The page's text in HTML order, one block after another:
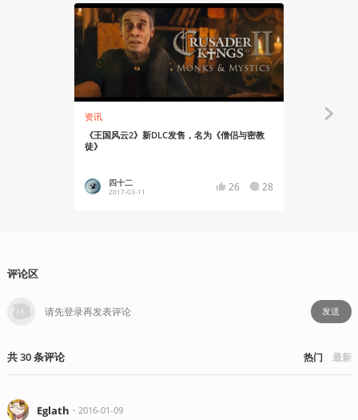
资讯
《王国风云2》新DLC发售，名为《僧侣与密教
徒》
四十二
2017-03-11 26 28
评论区
发送
共30条评论 热门 最新
Eglath ・ 2016-01-09